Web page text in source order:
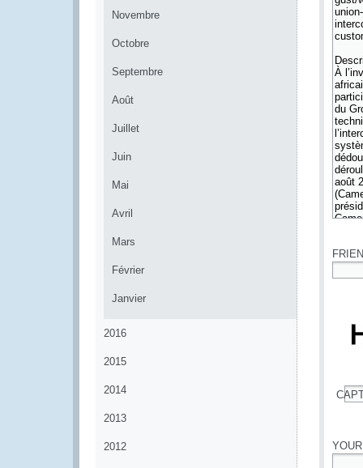
Novembre
Octobre
Septembre
Août
Juillet
Juin
Mai
Avril
Mars
Février
Janvier
2016
2015
2014
2013
2012